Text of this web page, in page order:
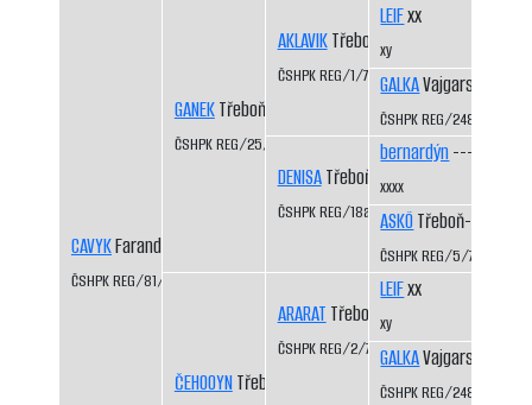
CAVYKFaranda CS
ČSHPK REG/81/84
GANEKTřeboň-Kopeček CS
ČSHPK REG/25/82
ČEHOOYNTřeboň-Kopeček CS
AKLAVIKTřeboň-Kopeček CS
ČSHPK REG/1/77
DENISATřeboň-Kopeček CS
ČSHPK REG/18a/81
ARARAT Třeboň-Kopeček CS
ČSHPK REG/2/77
LEIFxx
xy
GALKAVajgarské vrchy
ČSHPK REG/2484/72
bernardýn----
xxxx
ASKÖTřeboň-Kopeček
ČSHPK REG/5/77
LEIFxx
xy
GALKAVajgarské vrchy
ČSHPK REG/2484/72